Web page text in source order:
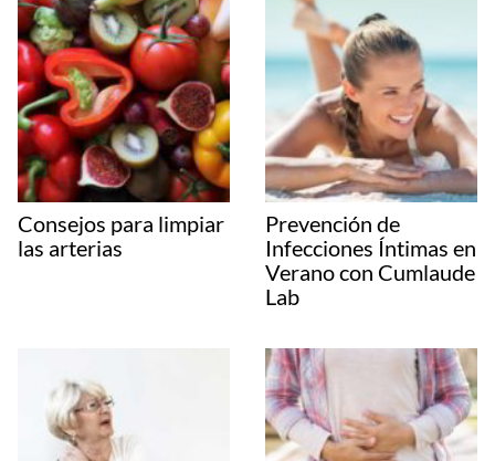
Consejos para limpiar
las arterias
Prevención de
Infecciones Íntimas en
Verano con Cumlaude
Lab